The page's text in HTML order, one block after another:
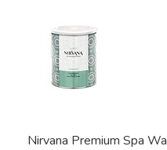
Nirvana Premium Spa